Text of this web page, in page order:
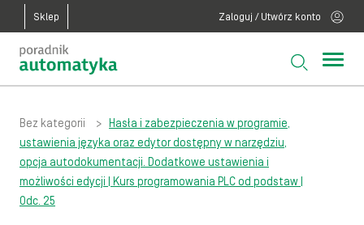
Sklep Zaloguj / Utwórz konto
Bez kategorii >
Hasła i zabezpieczenia w programie,
ustawienia języka oraz edytor dostępny w narzędziu,
opcja autodokumentacji. Dodatkowe ustawienia i
możliwości edycji | Kurs programowania PLC od podstaw |
Odc. 25